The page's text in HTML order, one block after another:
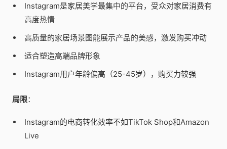
Instagram是家居美学最集中的平台，受众对家居消费有
高度热情
高质量的家居场景图能展示产品的美感，激发购买冲动
适合塑造高端品牌形象
Instagram用户年龄偏高（25-45岁），购买力较强
局限：
Instagram的电商转化效率不如TikTok Shop和Amazon
Live